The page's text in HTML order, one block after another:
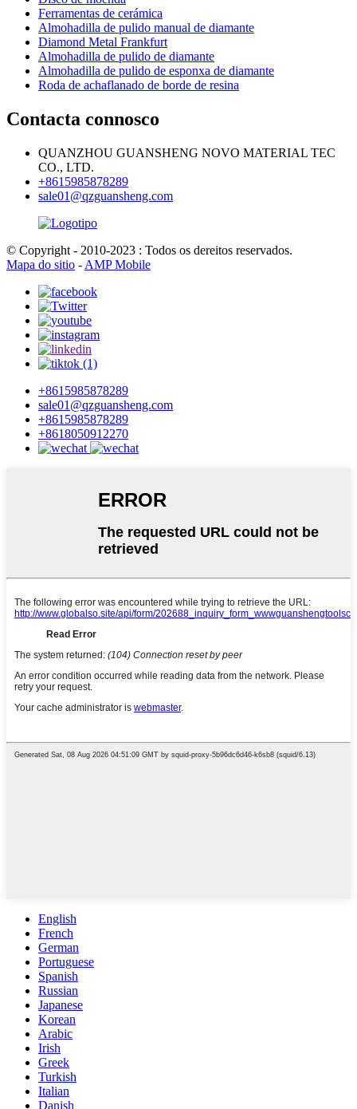
Ferramentas de cerámica
Almohadilla de pulido manual de diamante
Diamond Metal Frankfurt
Almohadilla de pulido de diamante
Almohadilla de pulido de esponxa de diamante
Roda de achaflanado de borde de resina
Contacta connosco
QUANZHOU GUANSHENG NOVO MATERIAL TEC
CO., LTD.
+8615985878289
sale01@qzguansheng.com
© Copyright - 2010-2023 : Todos os dereitos reservados.
Mapa do sitio - AMP Mobile
+8615985878289
sale01@qzguansheng.com
+8615985878289
+8618050912270
English
French
German
Portuguese
Spanish
Russian
Japanese
Korean
Arabic
Irish
Greek
Turkish
Italian
Danish